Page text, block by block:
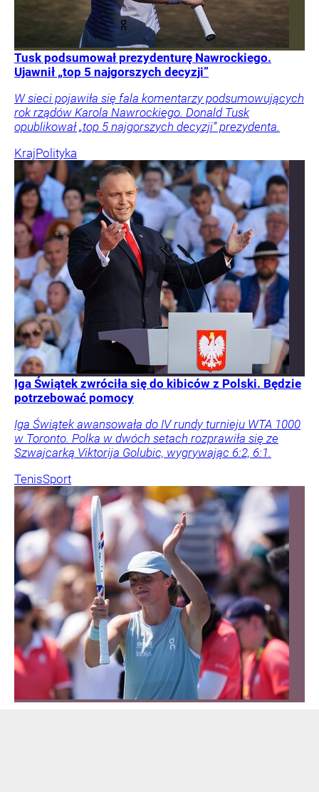
Tusk podsumował prezydenturę Nawrockiego.
Ujawnił „top 5 najgorszych decyzji”
W sieci pojawiła się fala komentarzy podsumowujących
rok rządów Karola Nawrockiego. Donald Tusk
opublikował „top 5 najgorszych decyzji” prezydenta.
KrajPolityka
Iga Świątek zwróciła się do kibiców z Polski. Będzie
potrzebować pomocy
Iga Świątek awansowała do IV rundy turnieju WTA 1000
w Toronto. Polka w dwóch setach rozprawiła się ze
Szwajcarką Viktorija Golubic, wygrywając 6:2, 6:1.
TenisSport